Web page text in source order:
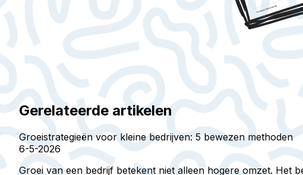
Gerelateerde artikelen
Groeistrategieën voor kleine bedrijven: 5 bewezen methoden
6-5-2026
Groei van een bedrijf betekent niet alleen hogere omzet. Het